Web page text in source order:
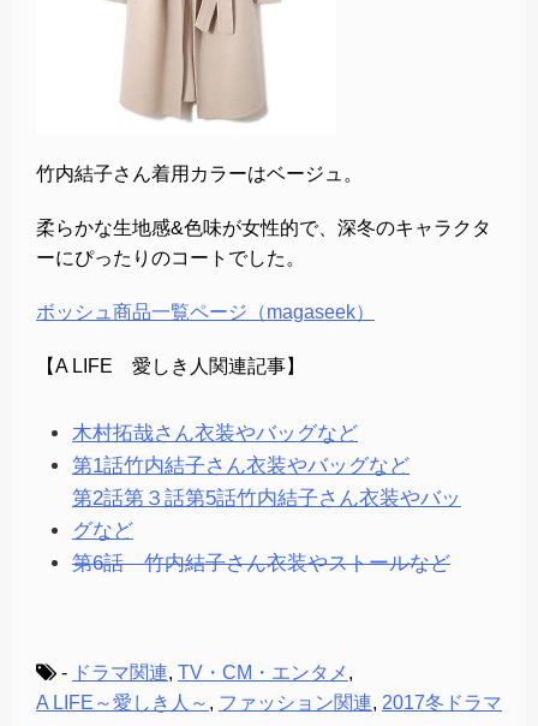
竹内結子さん着用カラーはベージュ。
柔らかな生地感&色味が女性的で、深冬のキャラクタ
ーにぴったりのコートでした。
ボッシュ商品一覧ページ（magaseek）
【A LIFE 愛しき人関連記事】
木村拓哉さん衣装やバッグなど
第1話竹内結子さん衣装やバッグなど
第2話第３話第5話竹内結子さん衣装やバッ
グなど
第6話 竹内結子さん衣装やストールなど
- ドラマ関連, TV・CM・エンタメ ,
A LIFE～愛しき人～ , ファッション関連, 2017冬ドラマ